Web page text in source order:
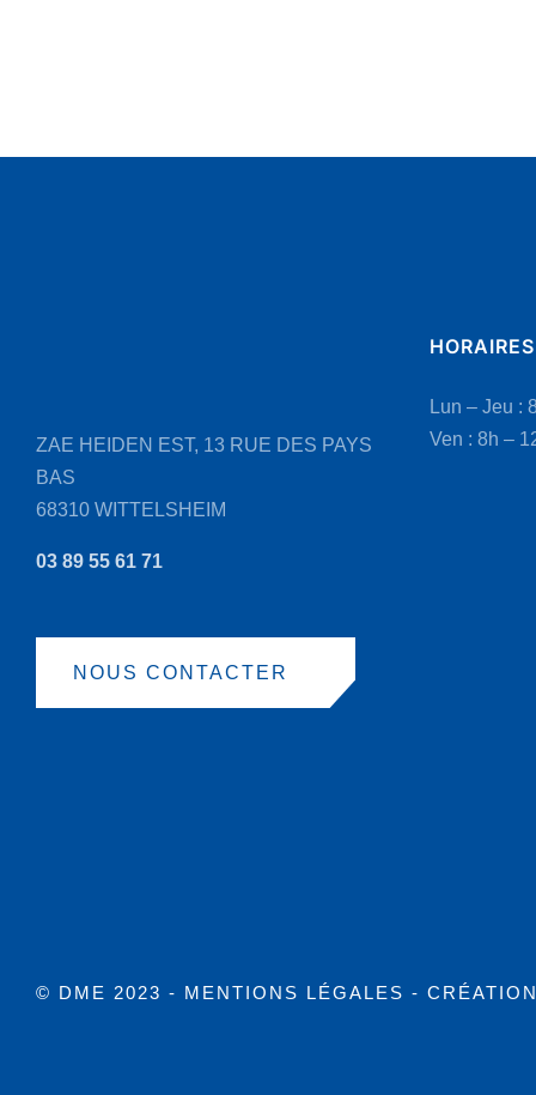
ZAE HEIDEN EST, 13 RUE DES PAYS
BAS
68310 WITTELSHEIM
03 89 55 61 71
NOUS CONTACTER
HORAIRES
Lun – Jeu :
Ven : 8h –
© DME 2023 - MENTIONS LÉGALES -